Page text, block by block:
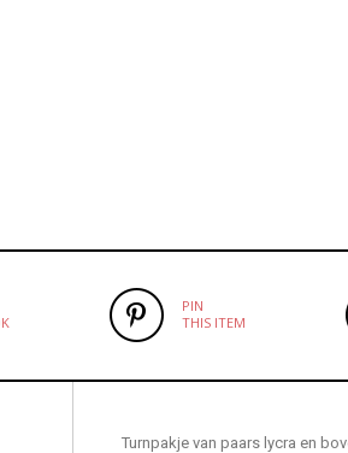
PIN
THIS ITEM
Turnpakje van paars lycra en